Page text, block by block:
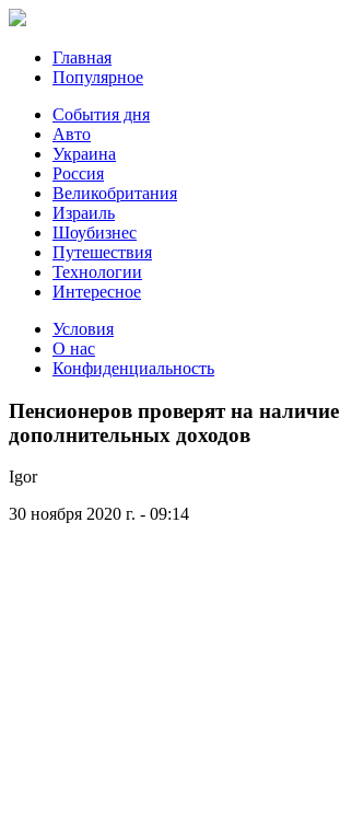
Главная
Популярное
События дня
Авто
Украина
Россия
Великобритания
Израиль
Шоубизнес
Путешествия
Технологии
Интересное
Условия
О нас
Конфиденциальность
Пенсионеров проверят на наличие
дополнительных доходов
Igor
30 ноября 2020 г. - 09:14